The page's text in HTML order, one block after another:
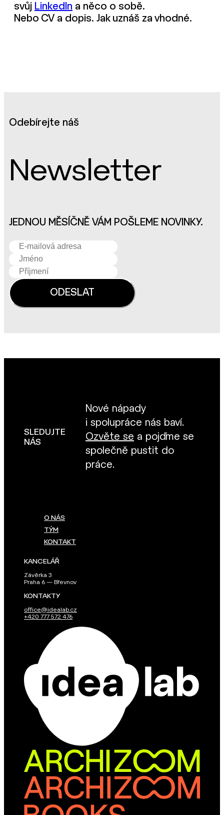
svůj LinkedIn a něco o sobě.
Nebo CV a dopis. Jak uznáš za vhodné.
Odebírejte náš
Newsletter
JEDNOU MĚSÍČNĚ VÁM POŠLEME NOVINKY.
SLEDUJTE
NÁS
Nové nápady
i spolupráce nás baví.
Ozvěte se a pojďme se
společně pustit do
práce.
O NÁS
TÝM
KONTAKT
KANCELÁŘ
Závěrka 3
Praha 6 — Břevnov
KONTAKTY
office@idealab.cz
+420 777 572 476